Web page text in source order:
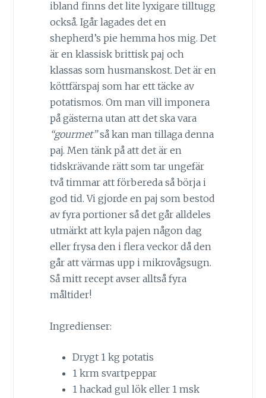
ibland finns det lite lyxigare tilltugg
också. Igår lagades det en
shepherd’s pie hemma hos mig. Det
är en klassisk brittisk paj och
klassas som husmanskost. Det är en
köttfärspaj som har ett täcke av
potatismos. Om man vill imponera
på gästerna utan att det ska vara
“gourmet”så kan man tillaga denna
paj. Men tänk på att det är en
tidskrävande rätt som tar ungefär
två timmar att förbereda så börja i
god tid. Vi gjorde en paj som bestod
av fyra portioner så det går alldeles
utmärkt att kyla pajen någon dag
eller frysa den i flera veckor då den
går att värmas upp i mikrovågsugn.
Så mitt recept avser alltså fyra
måltider!
Ingredienser:
Drygt 1 kg potatis
1 krm svartpeppar
1 hackad gul lök eller 1 msk